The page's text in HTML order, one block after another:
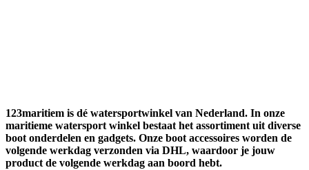
123maritiem is dé watersportwinkel van Nederland. In onze
maritieme watersport winkel bestaat het assortiment uit diverse
boot onderdelen en gadgets. Onze boot accessoires worden de
volgende werkdag verzonden via DHL, waardoor je jouw
product de volgende werkdag aan boord hebt.